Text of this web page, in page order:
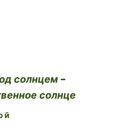
солнцем -
солнце